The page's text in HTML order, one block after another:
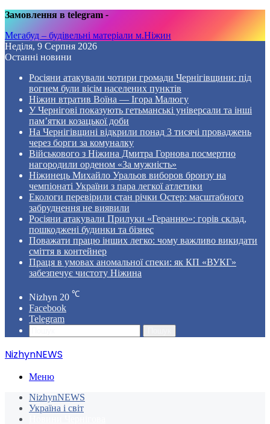
Замовлення в telegram -
Мегабуд – будівельні матеріали м.Ніжин
Неділя, 9 Серпня 2026
Останні новини
Росіяни атакували чотири громади Чернігівщини: під
вогнем були вісім населених пунктів
Ніжин втратив Воїна — Ігора Малюгу
У Чернігові показують гетьманські універсали та інші
пам’ятки козацької доби
На Чернігівщині відкрили понад 3 тисячі проваджень
через борги за комуналку
Військового з Ніжина Дмитра Горнова посмертно
нагородили орденом «За мужність»
Ніжинець Михайло Уральов виборов бронзу на
чемпіонаті України з пара легкої атлетики
Екологи перевірили стан річки Остер: масштабного
забруднення не виявили
Росіяни атакували Прилуки «Геранню»: горів склад,
пошкоджені будинки та бізнес
Поважати працю інших легко: чому важливо викидати
сміття в контейнер
Праця в умовах аномальної спеки: як КП «ВУКГ»
забезпечує чистоту Ніжина
Nizhyn 20 ℃
Facebook
Telegram
NizhynNEWS
Меню
NizhynNEWS
Україна і світ